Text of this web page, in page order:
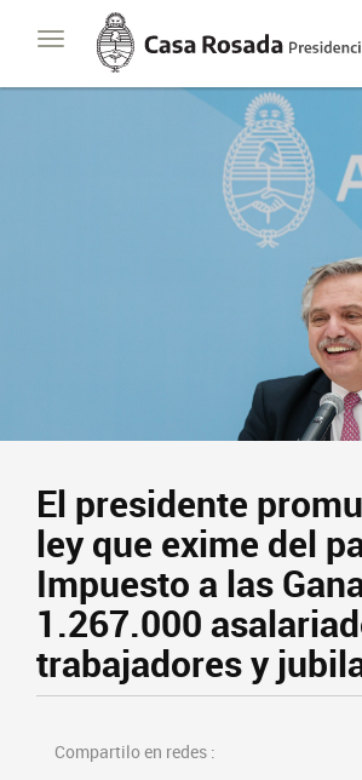
Toggle
navigation
Casa
Rosada
Presidencia
de
El presidente
ley que exime del
Impuesto a las
1.267.000
trabajadores y
Compartilo en redes :